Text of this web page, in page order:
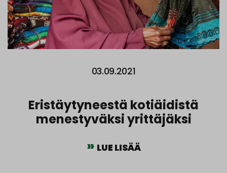
03.09.2021
Eristäytyneestä kotiäidistä
menestyväksi yrittäjäksi
LUE LISÄÄ